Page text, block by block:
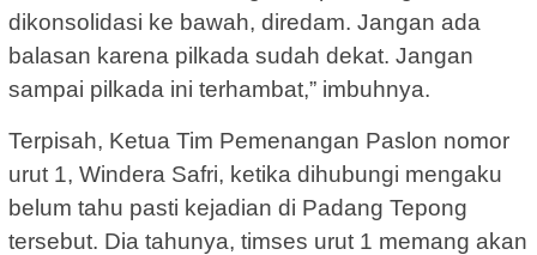
dikonsolidasi ke bawah, diredam. Jangan ada
balasan karena pilkada sudah dekat. Jangan
sampai pilkada ini terhambat,” imbuhnya.
Terpisah, Ketua Tim Pemenangan Paslon nomor
urut 1, Windera Safri, ketika dihubungi mengaku
belum tahu pasti kejadian di Padang Tepong
tersebut. Dia tahunya, timses urut 1 memang akan